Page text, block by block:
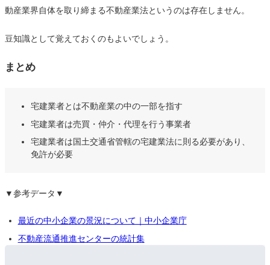
動産業界自体を取り締まる不動産業法というのは存在しません。
豆知識として覚えておくのもよいでしょう。
まとめ
宅建業者とは不動産業の中の一部を指す
宅建業者は売買・仲介・代理を行う事業者
宅建業者は国土交通省管轄の宅建業法に則る必要があり、
免許が必要
▼参考データ▼
最近の中小企業の景況について｜中小企業庁
不動産流通推進センターの統計集